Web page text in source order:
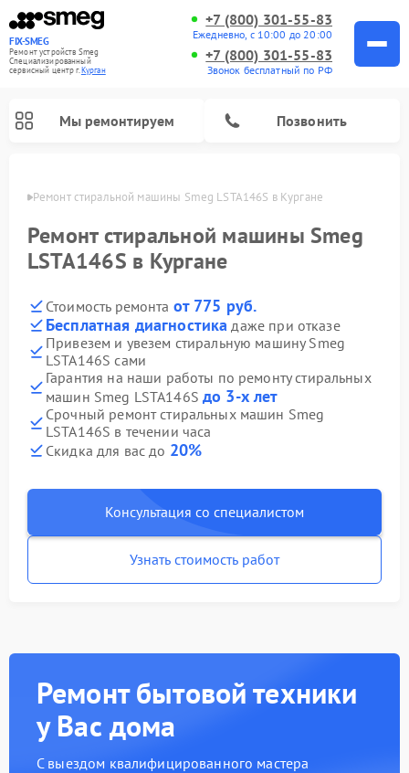
FIX-SMEG
Ремонт устройств Smeg
Специализированный
cервисный центр г.Курган
+7 (800) 301-55-83
Ежедневно, с 10:00 до 20:00
+7 (800) 301-55-83
Звонок бесплатный по РФ
Мы ремонтируем Позвонить
Ремонт стиральной машины Smeg LSTA146S в Кургане
Ремонт стиральной машины Smeg
LSTA146S в Кургане
Стоимость ремонта от 775 руб.
Бесплатная диагностика даже при отказе
Привезем и увезем стиральную машину Smeg
LSTA146S сами
Гарантия на наши работы по ремонту стиральных
машин Smeg LSTA146S до 3-х лет
Срочный ремонт стиральных машин Smeg
LSTA146S в течении часа
Скидка для вас до 20%
Консультация со специалистом
Узнать стоимость работ
Ремонт бытовой техники
у Вас дома
С выездом квалифицированного мастера